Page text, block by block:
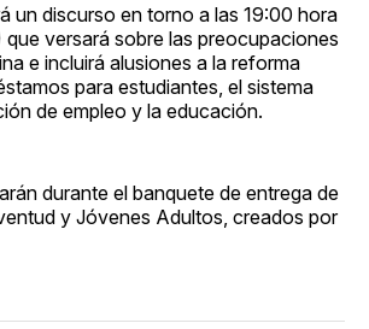
un discurso en torno a las 19:00 hora
versará sobre las preocupaciones
e incluirá alusiones a la reforma
para estudiantes, el sistema
de empleo y la educación.
durante el banquete de entrega de
y Jóvenes Adultos, creados por